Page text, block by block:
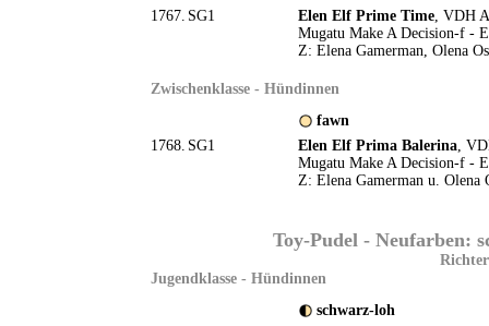
1767. SG1 Elen Elf Prime Time, VDH
Mugatu Make A Decision-f -
Z: Elena Gamerman, Olena
Zwischenklasse - Hündinnen
fawn
1768. SG1 Elen Elf Prima Balerina,
Mugatu Make A Decision-f -
Z: Elena Gamerman u. Olena
Toy-Pudel - Neufarben:
Jugendklasse - Hündinnen
schwarz-loh